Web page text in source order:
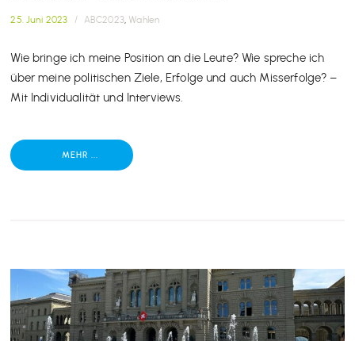
25. Juni 2023 / ABC2023, Wahlen
Wie bringe ich meine Position an die Leute? Wie spreche ich
über meine politischen Ziele, Erfolge und auch Misserfolge? –
Mit Individualität und Interviews.
MEHR ...